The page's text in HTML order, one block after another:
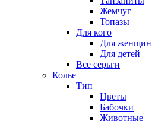
Жемчуг
Топазы
Для кого
Для женщин
Для детей
Все серьги
Колье
Тип
Цветы
Бабочки
Животные